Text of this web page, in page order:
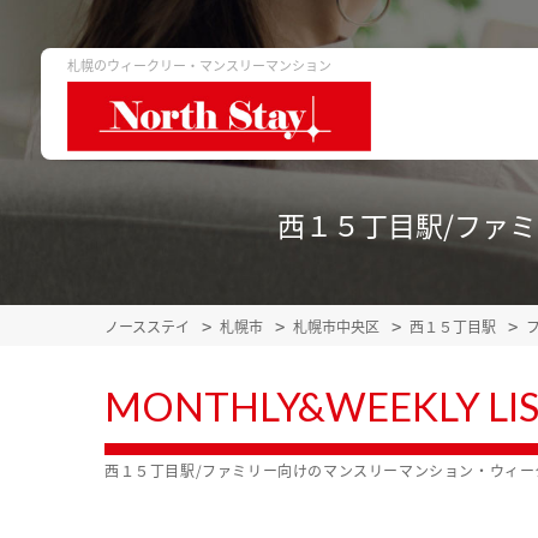
札幌のウィークリー・マンスリーマンション
西１５丁目駅/ファ
ノースステイ 札幌市 札幌市中央区 西１５丁目駅
MONTHLY&WEEKLY
西１５丁目駅/ファミリー向けのマンスリーマンション・ウィ